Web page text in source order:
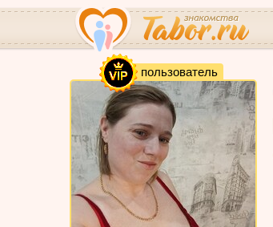
VIP
пользователь